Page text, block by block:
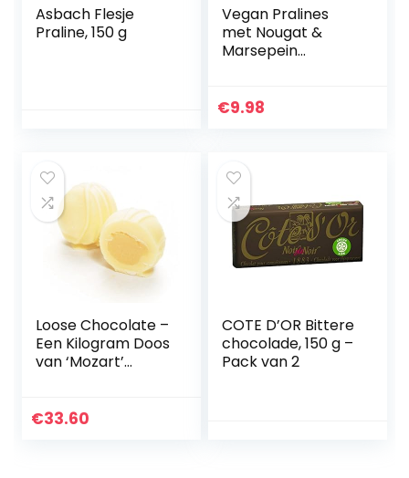
Asbach Flesje
Praline, 150 g
Vegan Pralines
met Nougat &
Marsepein
MANUFAKTUR)
€9.98
Loose Chocolate –
Een Kilogram Doos
van ‘Mozart’
Truffels. The
€33.60
COTE D’OR Bittere
chocolade, 150 g –
Pack van 2